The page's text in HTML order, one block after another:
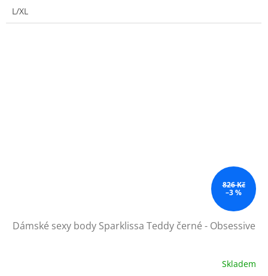
L/XL
826 Kč
–3 %
Dámské sexy body Sparklissa Teddy černé - Obsessive
Skladem